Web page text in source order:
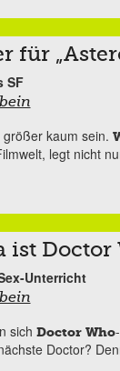
für
SF
kaum sein.
legt nicht
ist Doctor
Unterricht
sich Doctor Who
Doctor?